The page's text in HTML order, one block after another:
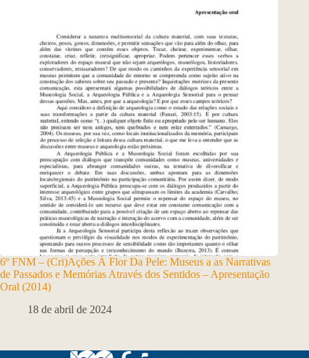
6º FNM – (Cri)Ações À Flor Da Pele: Museus a as Narrativas
de Passados e Memórias Através dos Sentidos – Apresentação
Oral (2014)
18 de abril de 2024